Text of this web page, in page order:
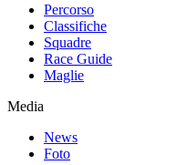
Percorso
Classifiche
Squadre
Race Guide
Maglie
Media
News
Foto